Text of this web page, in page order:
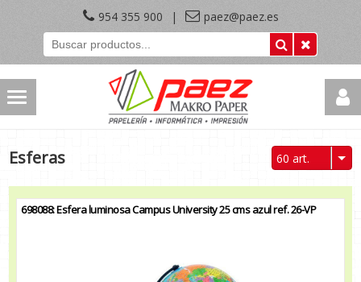
954 355 900 | paez@paez.es
Esferas 60 art.
698088: Esfera luminosa Campus University 25 cms azul ref. 26-VP